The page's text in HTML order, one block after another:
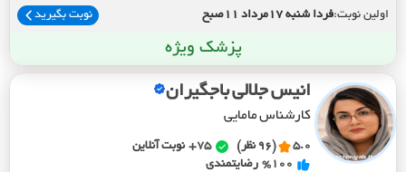
اولین نوبت:فردا شنبه 17مرداد 11صبح نوبت بگیرید
پزشک ویژه
انیس جلالی باجگیران
کارشناس مامایی
5.0 (96 نظر) 75+
نوبت آنلاین
%100 رضایتمندی